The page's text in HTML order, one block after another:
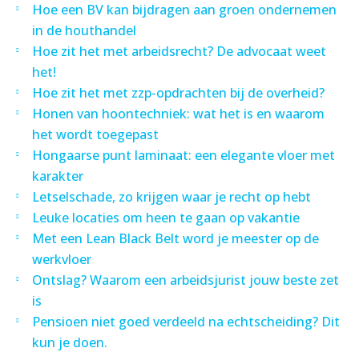
Hoe een BV kan bijdragen aan groen ondernemen
in de houthandel
Hoe zit het met arbeidsrecht? De advocaat weet
het!
Hoe zit het met zzp-opdrachten bij de overheid?
Honen van hoontechniek: wat het is en waarom
het wordt toegepast
Hongaarse punt laminaat: een elegante vloer met
karakter
Letselschade, zo krijgen waar je recht op hebt
Leuke locaties om heen te gaan op vakantie
Met een Lean Black Belt word je meester op de
werkvloer
Ontslag? Waarom een arbeidsjurist jouw beste zet
is
Pensioen niet goed verdeeld na echtscheiding? Dit
kun je doen.